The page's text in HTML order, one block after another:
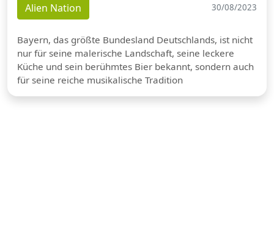
Alien Nation 30/08/2023
Bayern, das größte Bundesland Deutschlands, ist nicht
nur für seine malerische Landschaft, seine leckere
Küche und sein berühmtes Bier bekannt, sondern auch
für seine reiche musikalische Tradition